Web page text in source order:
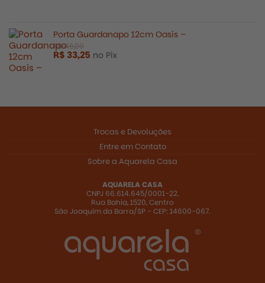
R$2.894,00
Porta Guardanapo 12cm Oasis –
R$33,25 no Pix
Trocas e Devoluções
Entre em Contato
Sobre a Aquarela Casa
AQUARELA CASA
CNPJ 66.614.645/0001-22.
Rua Bahia, 1520, Centro
São Joaquim da Barra/SP - CEP: 14600-067.